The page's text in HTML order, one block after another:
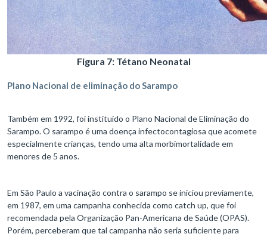
Figura 7: Tétano Neonatal
Plano Nacional de eliminação do Sarampo
Também em 1992, foi instituído o Plano Nacional de Eliminação do
Sarampo. O sarampo é uma doença infectocontagiosa que acomete
especialmente crianças, tendo uma alta morbimortalidade em
menores de 5 anos.
Em São Paulo a vacinação contra o sarampo se iniciou previamente,
em 1987, em uma campanha conhecida como catch up, que foi
recomendada pela Organização Pan-Americana de Saúde (OPAS).
Porém, perceberam que tal campanha não seria suficiente para